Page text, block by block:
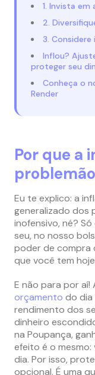
1. Invista
2.
3.
Inflou?
proteger seu
Conheça o
Render
Por que a
Eu te explico: a
generalizado dos
inofensivo, né?
seu, no nosso
poder de compra
que você tem
E não para por
orçamento do dia
rendimento dos
dinheiro
na Poupança,
efeito é o
dia. Por isso,
opcional. É uma